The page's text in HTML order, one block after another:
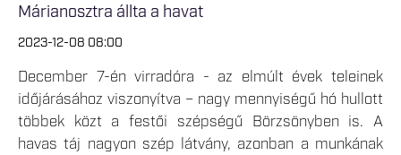
Márianosztra állta a havat
2023-12-08 08:00
December 7-én virradóra - az elmúlt évek teleinek
időjárásához viszonyítva – nagy mennyiségű hó hullott
többek közt a festői szépségű Börzsönyben is. A
havas táj nagyon szép látvány, azonban a munkának